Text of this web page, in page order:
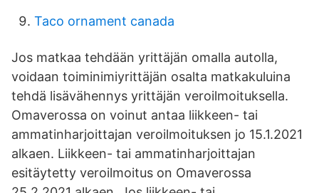
Taco ornament canada
Jos matkaa tehdään yrittäjän omalla autolla,
voidaan toiminimiyrittäjän osalta matkakuluina
tehdä lisävähennys yrittäjän veroilmoituksella.
Omaverossa on voinut antaa liikkeen- tai
ammatinharjoittajan veroilmoituksen jo 15.1.2021
alkaen. Liikkeen- tai ammatinharjoittajan
esitäytetty veroilmoitus on Omaverossa